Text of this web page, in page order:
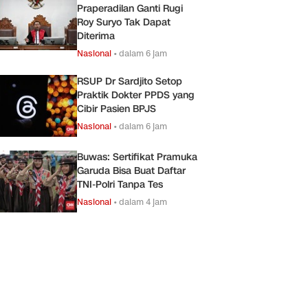
Praperadilan Ganti Rugi
Roy Suryo Tak Dapat
Diterima
Nasional •dalam 6 jam
RSUP Dr Sardjito Setop
Praktik Dokter PPDS yang
Cibir Pasien BPJS
Nasional •dalam 6 jam
Buwas: Sertifikat Pramuka
Garuda Bisa Buat Daftar
TNI-Polri Tanpa Tes
Nasional •dalam 4 jam